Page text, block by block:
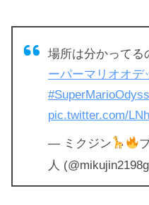
場所は分かってる
ーパーマリオオデ
pic.twitter.com/
— ミクジン
人